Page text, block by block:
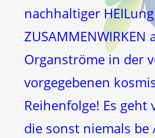
nachhaltiger
ZUSAMMENWIRKEN
Organströme in der
vorgegebenen
Reihenfolge! Es geht
die sonst niemals be